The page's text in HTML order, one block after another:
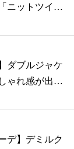
ニットツイー
ダブルジャケ
ゃれ感が出る
デ】デミルク